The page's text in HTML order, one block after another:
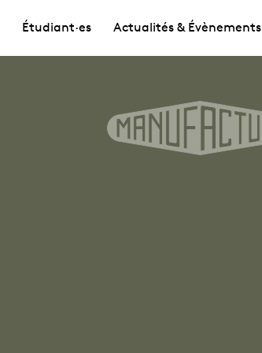
Étudiant·es Actualités & Évènements